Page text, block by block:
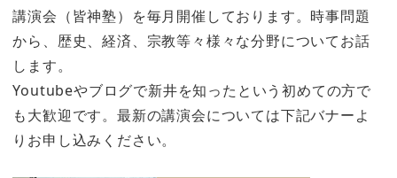
講演会（皆神塾）を毎月開催しております。時事問題
から、歴史、経済、宗教等々様々な分野についてお話
します。
Youtubeやブログで新井を知ったという初めての方で
も大歓迎です。最新の講演会については下記バナーよ
りお申し込みください。